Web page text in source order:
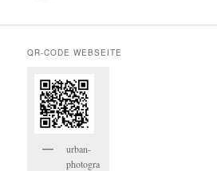
QR-CODE WEBSEITE
urban-
photogra